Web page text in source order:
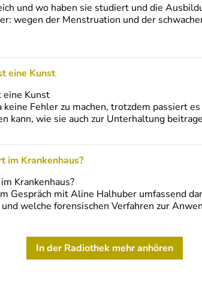
und wo haben sie studiert und die
wegen der Menstruation und der
eine Kunst
eine Kunst
Fehler zu machen, trotzdem passiert
kann, wie sie auch zur Unterhaltung
im Krankenhaus?
Krankenhaus?
Gespräch mit Aline Halhuber umfassend
welche forensischen Verfahren zur
In der Radiothek mehr anhören